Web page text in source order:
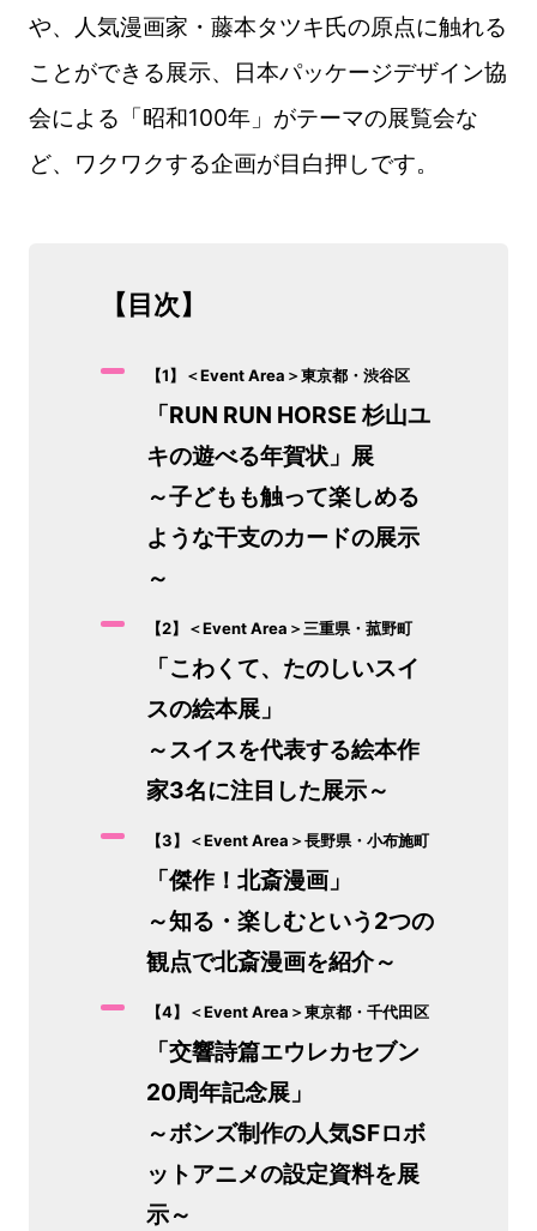
や、人気漫画家・藤本タツキ氏の原点に触れる
ことができる展示、日本パッケージデザイン協
会による「昭和100年」がテーマの展覧会な
ど、ワクワクする企画が目白押しです。
【目次】
【1】＜Event Area＞東京都・渋谷区
「RUN RUN HORSE 杉山ユ
キの遊べる年賀状」展
～子どもも触って楽しめる
ような干支のカードの展示
～
【2】＜Event Area＞三重県・菰野町
「こわくて、たのしいスイ
スの絵本展」
～スイスを代表する絵本作
家3名に注目した展示～
【3】＜Event Area＞長野県・小布施町
「傑作！北斎漫画」
～知る・楽しむという2つの
観点で北斎漫画を紹介～
【4】＜Event Area＞東京都・千代田区
「交響詩篇エウレカセブン
20周年記念展」
～ボンズ制作の人気SFロボ
ットアニメの設定資料を展
示～